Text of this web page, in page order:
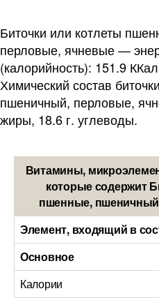
Биточки или котлеты
перловые, ячневые —
(калорийность): 151.9
Химический состав
пшеничный, перловые,
жиры, 18.6 г. углеводы.
Витамины,
которые содержит
пшенные,
Элемент, входящий в
Основное
Калории